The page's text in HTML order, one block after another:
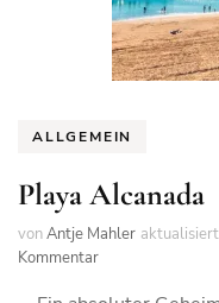
ALLGEMEIN
Playa Alcanada
vonAntje Mahler
Kommentarzu